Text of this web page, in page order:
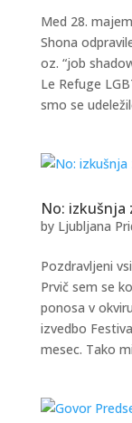
Med 28.
Shona
oz. “job
Le Refuge
smo se
No: izkušnja
by Ljubljana
Pozdravljeni
Prvič sem se
ponosa v
izvedbo
mesec. Tako